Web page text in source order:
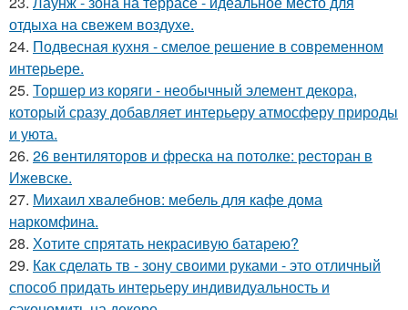
отдыха на свежем воздухе.
24. Подвесная кухня - смелое решение в современном
интерьере.
25. Торшер из коряги - необычный элемент декора,
который сразу добавляет интерьеру атмосферу природы
и уюта.
26. 26 вентиляторов и фреска на потолке: ресторан в
Ижевске.
27. Михаил хвалебнов: мебель для кафе дома
наркомфина.
28. Хотите спрятать некрасивую батарею?
29. Как сделать тв - зону своими руками - это отличный
способ придать интерьеру индивидуальность и